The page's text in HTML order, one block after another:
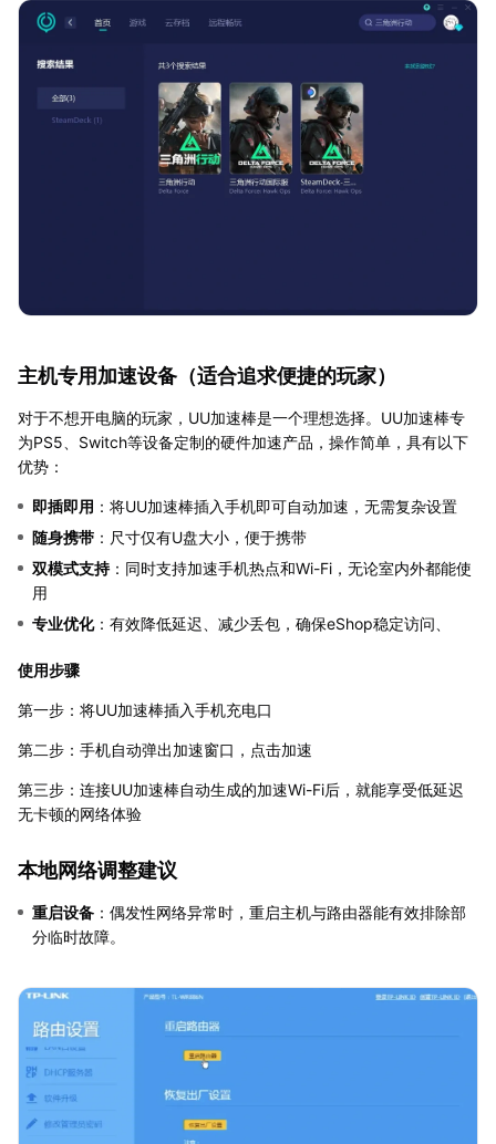
主机专用加速设备（适合追求便捷的玩家）
对于不想开电脑的玩家，UU加速棒是一个理想选择。UU加速棒专
为PS5、Switch等设备定制的硬件加速产品，操作简单，具有以下
优势：
即插即用 ：将UU加速棒插入手机即可自动加速，无需复杂设置
随身携带 ：尺寸仅有U盘大小，便于携带
双模式支持：同时支持加速手机热点和Wi-Fi，无论室内外都能使
用
专业优化：有效降低延迟、减少丢包，确保eShop稳定访问、
使用步骤
第一步：将UU加速棒插入手机充电口
第二步：手机自动弹出加速窗口，点击加速
第三步：连接UU加速棒自动生成的加速Wi-Fi后，就能享受低延迟
无卡顿的网络体验
本地网络调整建议
重启设备 ：偶发性网络异常时，重启主机与路由器能有效排除部
分临时故障。